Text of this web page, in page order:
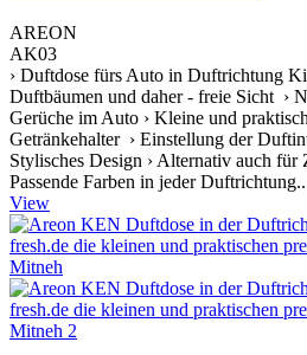
AREON
AK03
› Duftdose fürs Auto in Duftrichtung
Duftbäumen und daher - freie Sicht ›
Gerüche im Auto › Kleine und
Getränkehalter › Einstellung der
Stylisches Design › Alternativ auch für
Passende Farben in jeder
View